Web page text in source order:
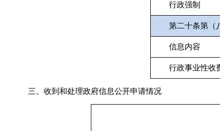
行政强制
第二十条第（
信息内容
行政事业性收
三、收到和处理政府信息公开申请情况